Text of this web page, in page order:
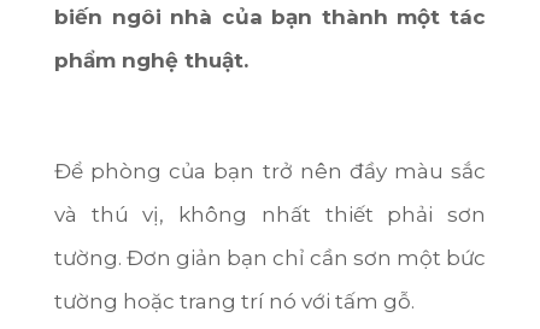
Lâm Đồng
Thừa Thiên Huế
Bắc Ninh
Quảng Ninh
Thanh Hóa
Nghệ An
Tất cả mức giá
Tất cả mức giá
Châu Đốc
Tây Bắc
biến ngôi nhà của bạn thành một tác
phẩm nghệ thuật.
Để phòng của bạn trở nên đầy màu sắc
và thú vị, không nhất thiết phải sơn
tường. Đơn giản bạn chỉ cần sơn một bức
tường hoặc trang trí nó với tấm gỗ.